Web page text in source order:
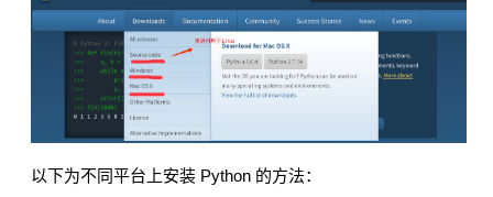
以下为不同平台上安装 Python 的方法：